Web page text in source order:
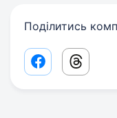
Поділитись
Facebook